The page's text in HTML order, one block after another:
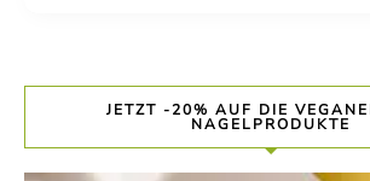
JETZT -20% AUF DIE
NAGELPRODUKTE